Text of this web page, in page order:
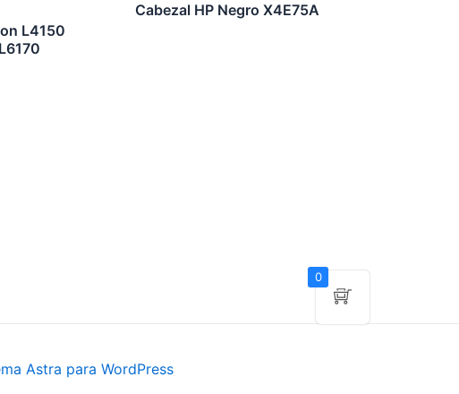
L4150
Cabezal HP Negro X4E75A
Astra para WordPress
0